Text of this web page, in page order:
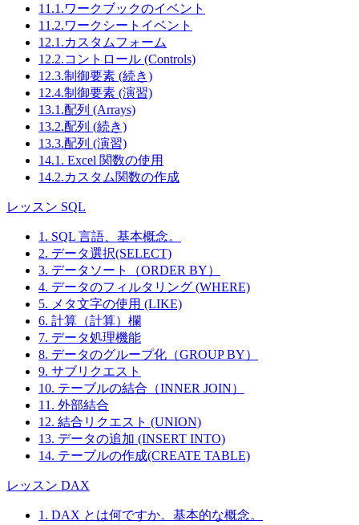
11.1.ワークブックのイベント
11.2.ワークシートイベント
12.1.カスタムフォーム
12.2.コントロール (Controls)
12.3.制御要素 (続き)
12.4.制御要素 (演習)
13.1.配列 (Arrays)
13.2.配列 (続き)
13.3.配列 (演習)
14.1. Excel 関数の使用
14.2.カスタム関数の作成
レッスン SQL
1. SQL 言語、基本概念。
2. データ選択(SELECT)
3. データソート（ORDER BY）
4. データのフィルタリング (WHERE)
5. メタ文字の使用 (LIKE)
6. 計算（計算）欄
7. データ処理機能
8. データのグループ化（GROUP BY）
9. サブリクエスト
10. テーブルの結合（INNER JOIN）
11. 外部結合
12. 結合リクエスト (UNION)
13. データの追加 (INSERT INTO)
14. テーブルの作成(CREATE TABLE)
レッスン DAX
1. DAX とは何ですか。基本的な概念。